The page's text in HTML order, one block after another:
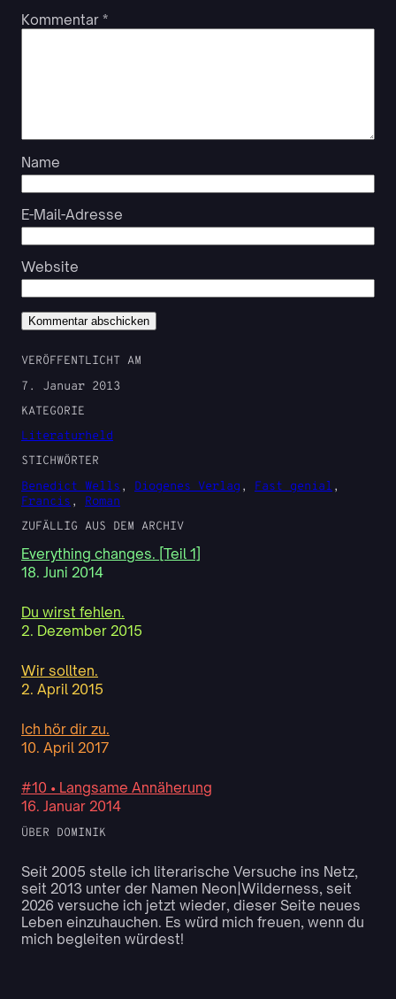
Kommentar *
Name
E-Mail-Adresse
Website
VERÖFFENTLICHT AM
7. Januar 2013
KATEGORIE
Literaturheld
STICHWÖRTER
Benedict Wells , Diogenes Verlag , Fast genial
Francis , Roman
ZUFÄLLIG AUS DEM ARCHIV
Everything changes. [Teil 1]
18. Juni 2014
Du wirst fehlen.
2. Dezember 2015
Wir sollten.
2. April 2015
Ich hör dir zu.
10. April 2017
#10 • Langsame Annäherung
16. Januar 2014
ÜBER DOMINIK
Seit 2005 stelle ich literarische Versuche ins Netz,
seit 2013 unter der Namen Neon|Wilderness, seit
2026 versuche ich jetzt wieder, dieser Seite neues
Leben einzuhauchen. Es würd mich freuen, wenn du
mich begleiten würdest!